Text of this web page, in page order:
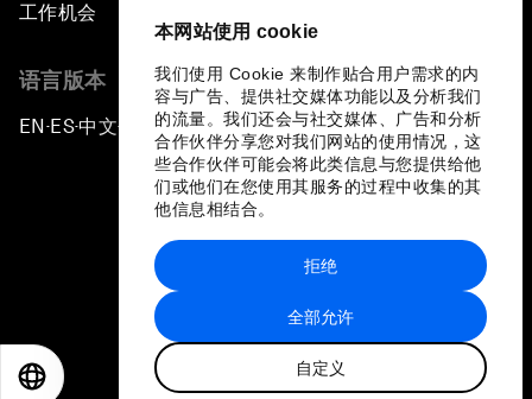
本网站使用 cookie
我们使用 Cookie 来制作贴合用户需求的内
容与广告、提供社交媒体功能以及分析我们
的流量。我们还会与社交媒体、广告和分析
合作伙伴分享您对我们网站的使用情况，这
些合作伙伴可能会将此类信息与您提供给他
们或他们在您使用其服务的过程中收集的其
他信息相结合。
全部允许
自定义
拒绝
工作机会
语言版本
EN ▪ ES▪中文▪ 日本語
站点地图
世界经济论坛